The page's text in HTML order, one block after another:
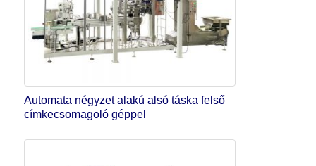
Automata négyzet alakú alsó táska felső
címkecsomagoló géppel